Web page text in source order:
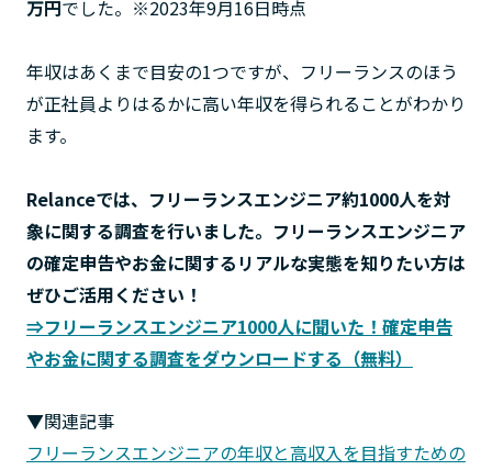
万円でした。※2023年9月16日時点
年収はあくまで目安の1つですが、フリーランスのほう
が正社員よりはるかに高い年収を得られることがわかり
ます。
Relanceでは、フリーランスエンジニア約1000人を対
象に関する調査を行いました。フリーランスエンジニア
の確定申告やお金に関するリアルな実態を知りたい方は
ぜひご活用ください！
⇒フリーランスエンジニア1000人に聞いた！確定申告
やお金に関する調査をダウンロードする（無料）
▼関連記事
フリーランスエンジニアの年収と高収入を目指すための